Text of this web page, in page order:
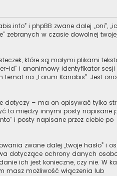
i phpBB zwane dalej „oni”,
zebranych w czasie dowolnej
które są małymi plikami
id” i anonimowy identyfikator sesji
na „Forum Kanabis”. Jest ono
dotyczy – ma on opisywać tylko
to między innymi posty napisane
i posty napisane przez ciebie po
zwane dalej „twoje hasło” i
dotyczące ochrony danych
ich jest konieczne, czy nie. W
masz możliwość włączenia lub